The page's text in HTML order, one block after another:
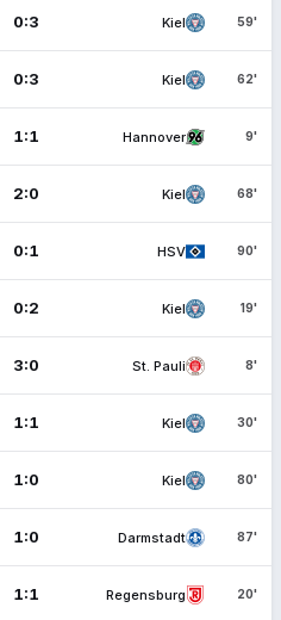
0:3 Kiel 59'
0:3 Kiel 62'
1:1 Hannover 9'
2:0 Kiel 68'
0:1 HSV 90'
0:2 Kiel 19'
3:0 St. Pauli 8'
1:1 Kiel 30'
1:0 Kiel 80'
1:0 Darmstadt 87'
1:1 Regensburg 20'